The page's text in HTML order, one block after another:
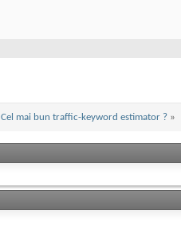
Cel mai bun traffic-keyword estimator ? »